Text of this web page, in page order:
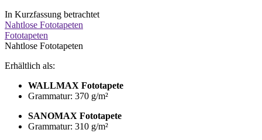
In Kurzfassung betrachtet
Nahtlose Fototapeten
Fototapeten
Nahtlose Fototapeten
Erhältlich als:
WALLMAX Fototapete
Grammatur: 370 g/m²
SANOMAX Fototapete
Grammatur: 310 g/m²